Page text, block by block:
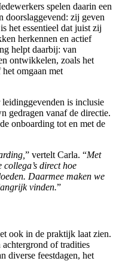
spelen daarin een
doorslaggevend: zij geven
het essentieel dat juist zij
herkennen en actief
helpt daarbij: van
ontwikkelen, zoals het
omgaan met
is inclusie
gedragen vanaf de directie.
onboarding tot en met de
” vertelt Carla. “Met
direct hoe
Daarmee maken we
vinden.”
ook in de praktijk laat zien.
of tradities
diverse feestdagen, het